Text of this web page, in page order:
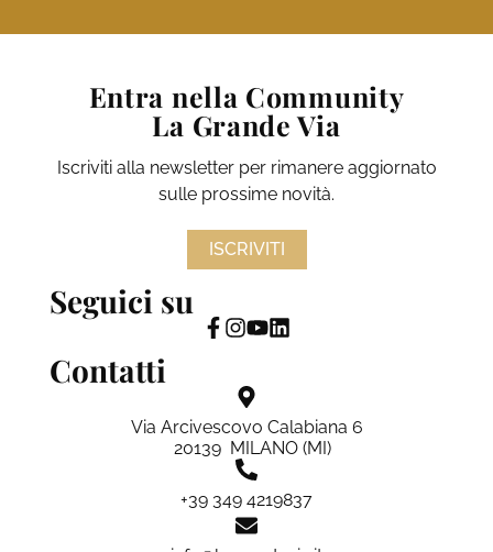
Contatti
Via Arcivescovo Calabiana 6
20139 MILANO (MI)
+39 349 4219837
Seguici su
Entra nella Community
La Grande Via
Iscriviti alla newsletter per rimanere aggiornato
sulle prossime novità.
ISCRIVITI